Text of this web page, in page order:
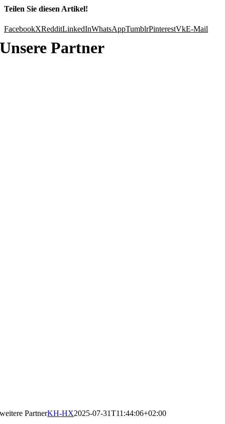
Teilen Sie diesen Artikel!
FacebookXRedditLinkedInWhatsAppTumblrPinterestVkE-Mail
Unsere Partner
weitere PartnerKH-HX2025-07-31T11:44:06+02:00